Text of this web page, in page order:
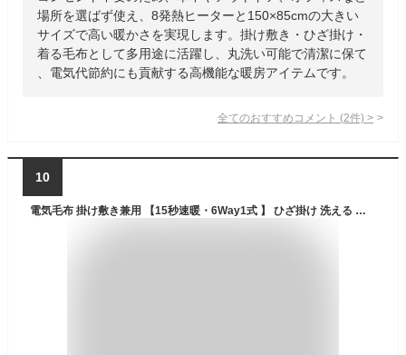
場所を選ばず使え、8発熱ヒーターと150×85cmの大きい
サイズで高い暖かさを実現します。掛け敷き・ひざ掛け・
着る毛布として多用途に活躍し、丸洗い可能で清潔に保て
、電気代節約にも貢献する高機能な暖房アイテムです。
全てのおすすめコメント (2件) >
10
電気毛布 掛け敷き兼用 【15秒速暖・6Way1式 】 ひざ掛け 洗える 電熱肩掛け毛布 USB給電 コードレス 温度調整 電熱 カーペット ヒーター内蔵 男女兼用 防寒 防風 着る毛布 大判サイズ 保温 暖房器具 防寒対策 車泊用 家庭用 オフィス用 キャンプ用暖房 アウトドア用 防寒グッズ 冬の贈り物に最適 (ブラック)